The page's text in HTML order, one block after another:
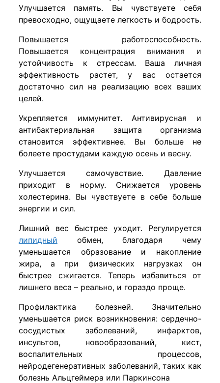
Улучшается память. Вы чувствуете себя
превосходно, ощущаете легкость и бодрость.
Повышается работоспособность.
Повышается концентрация внимания и
устойчивость к стрессам. Ваша личная
эффективность растет, у вас остается
достаточно сил на реализацию всех ваших
целей.
Укрепляется иммунитет. Антивирусная и
антибактериальная защита организма
становится эффективнее. Вы больше не
болеете простудами каждую осень и весну.
Улучшается самочувствие. Давление
приходит в норму. Снижается уровень
холестерина. Вы чувствуете в себе больше
энергии и сил.
Лишний вес быстрее уходит. Регулируется
липидный обмен, благодаря чему
уменьшается образование и накопление
жира, а при физических нагрузках он
быстрее сжигается. Теперь избавиться от
лишнего веса – реально, и гораздо проще.
Профилактика болезней. Значительно
уменьшается риск возникновения: сердечно-
сосудистых заболеваний, инфарктов,
инсультов, новообразований, кист,
воспалительных процессов,
нейродегенеративных заболеваний, таких как
болезнь Альцгеймера или Паркинсона